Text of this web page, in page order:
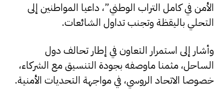
الأمن في كامل التراب الوطني”، داعيا المواطنين إلى
التحلي باليقظة وتجنب تداول الشائعات.
وأشار إلى استمرار التعاون في إطار تحالف دول
الساحل، مثمنا ماوصفه بجودة التنسيق مع الشركاء،
خصوصا الاتحاد الروسي، في مواجهة التحديات الأمنية.